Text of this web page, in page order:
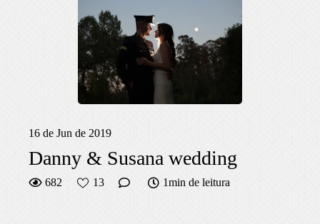
16 de Jun de 2019
Danny & Susana wedding
682 13 1min de leitura